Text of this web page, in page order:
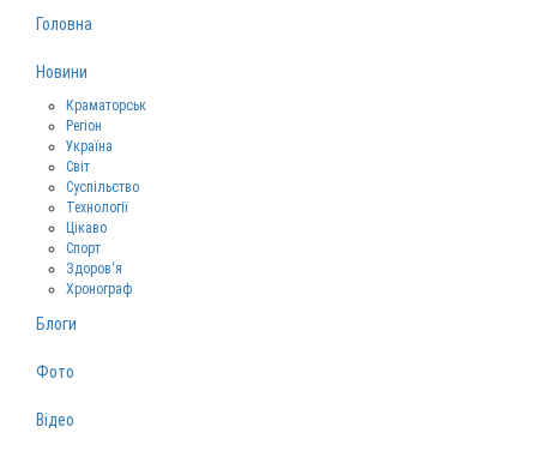
Головна
Новини
Краматорськ
Регіон
Україна
Світ
Суспільство
Технології
Цікаво
Спорт
Здоров‘я
Хронограф
Блоги
Фото
Відео